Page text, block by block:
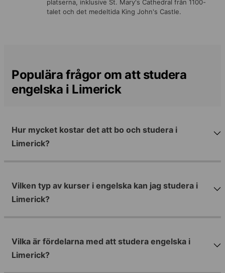
platserna, inklusive St. Mary's Cathedral från 1100-
talet och det medeltida King John's Castle.
Populära frågor om att studera
engelska i Limerick
Hur mycket kostar det att bo och studera i
Limerick?
Vilken typ av kurser i engelska kan jag studera i
Limerick?
Vilka är fördelarna med att studera engelska i
Limerick?